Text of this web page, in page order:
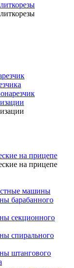
на прицепе
на прицепе
машины
барабанного
секционного
спирального
штангового